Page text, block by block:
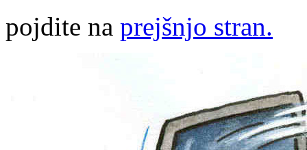
pojdite na prejšnjo stran.